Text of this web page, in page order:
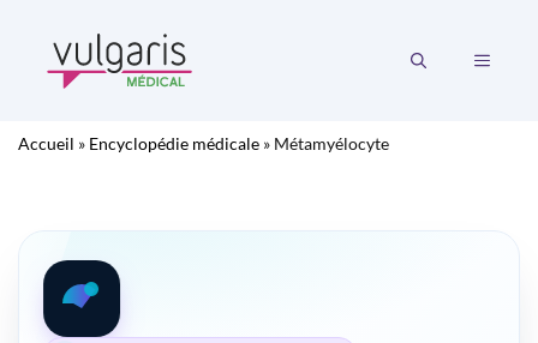
contenu
MENU
Accueil » Encyclopédie médicale » Métamyélocyte